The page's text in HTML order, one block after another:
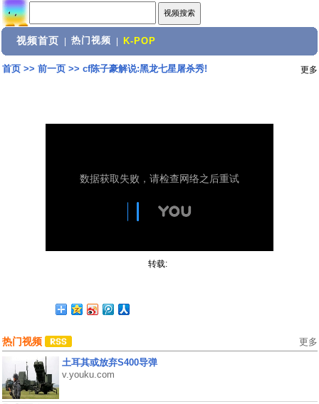
视频首页 热门视频 K-POP
首页>> 前一页>> cf陈子豪解说:黑龙七星屠杀秀! 更多
转载:
热门视频 更多
土耳其或放弃S400导弹
v.youku.com